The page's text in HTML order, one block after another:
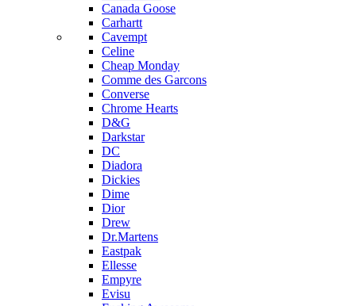
Canada Goose
Carhartt
Cavempt
Celine
Cheap Monday
Comme des Garcons
Converse
Chrome Hearts
D&G
Darkstar
DC
Diadora
Dickies
Dime
Dior
Drew
Dr.Martens
Eastpak
Ellesse
Empyre
Evisu